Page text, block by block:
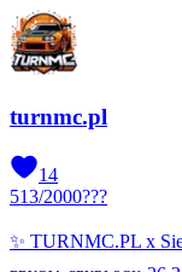
turnmc.pl
14
513/2000???
✨ TURNMC.PL x